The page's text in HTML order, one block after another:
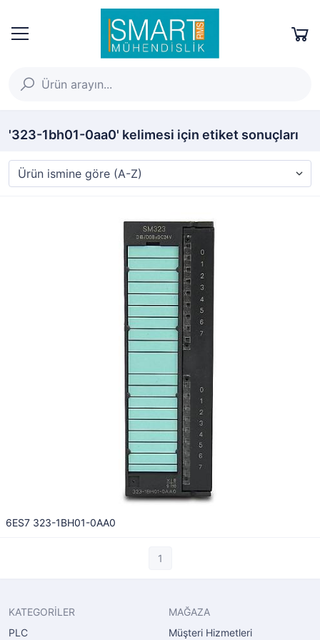
'323-1bh01-0aa0' kelimesi için etiket sonuçları
6ES7 323-1BH01-0AA0
1
KATEGORİLER
PLC
MAĞAZA
Müşteri Hizmetleri